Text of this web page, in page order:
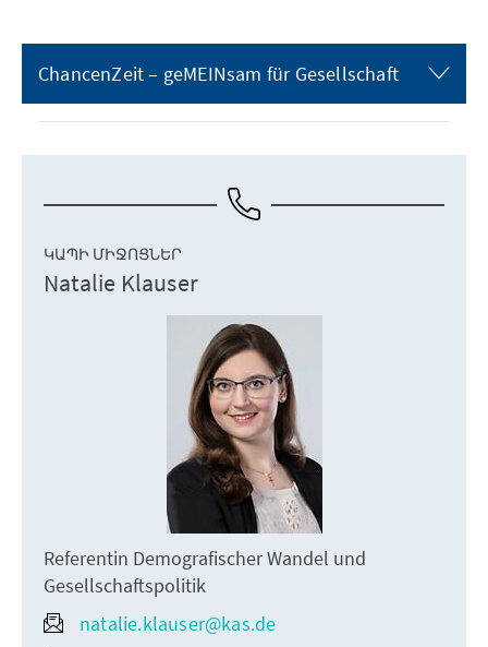
ChancenZeit – geMEINsam für Gesellschaft
ԿԱՊԻ ՄԻՋՈՑՆԵՐ
Natalie Klauser
Referentin Demografischer Wandel und
Gesellschaftspolitik
natalie.klauser@kas.de